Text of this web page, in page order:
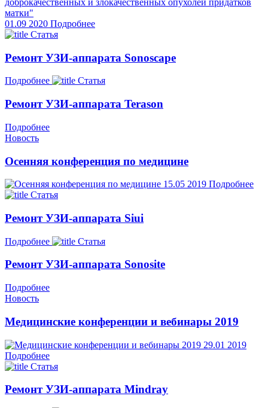
01.09 2020 Подробнее
Статья
Ремонт УЗИ-аппарата Sonoscape
Подробнее Статья
Ремонт УЗИ-аппарата Terason
Подробнее
Новость
Осенняя конференция по медицине
15.05 2019 Подробнее
Статья
Ремонт УЗИ-аппарата Siui
Подробнее Статья
Ремонт УЗИ-аппарата Sonosite
Подробнее
Новость
Медицинские конференции и вебинары 2019
29.01 2019
Подробнее
Статья
Ремонт УЗИ-аппарата Mindray